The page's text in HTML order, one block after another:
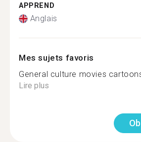
APPREND
Anglais
Mes sujets favoris
General culture movies
Lire plus